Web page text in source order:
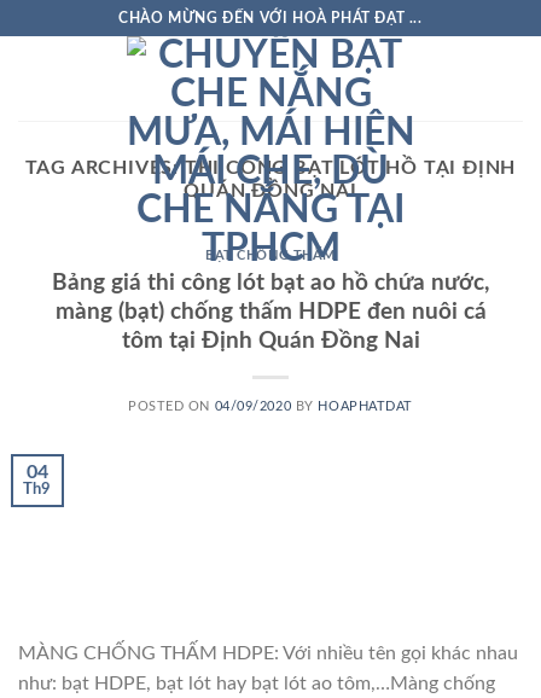
CHÀO MỪNG ĐẾN VỚI HOÀ PHÁT ĐẠT ...
TAG ARCHIVES:THI CÔNG BẠT LÓT HỒ TẠI ĐỊNH
QUÁN ĐỒNG NAI
BẠT CHỐNG THẤM
Bảng giá thi công lót bạt ao hồ chứa nước,
màng (bạt) chống thấm HDPE đen nuôi cá
tôm tại Định Quán Đồng Nai
POSTED ON 04/09/2020 BY HOAPHATDAT
04
Th9
MÀNG CHỐNG THẤM HDPE: Với nhiều tên gọi khác nhau
như: bạt HDPE, bạt lót hay bạt lót ao tôm,…Màng chống